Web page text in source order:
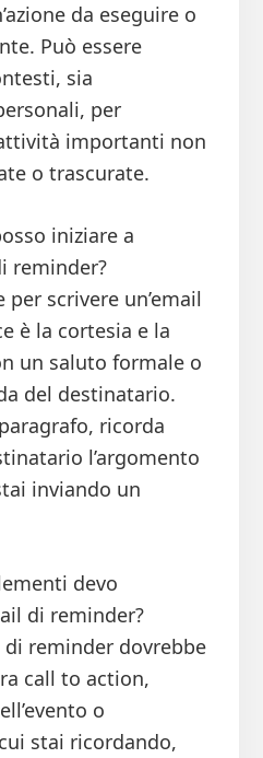
da eseguire o
Può essere
sia
per
importanti non
o trascurate.
iniziare a
reminder?
per scrivere un’email
è la cortesia e la
un saluto formale o
del destinatario.
ricorda
l’argomento
inviando un
devo
di reminder?
di reminder dovrebbe
call to action,
o
stai ricordando,